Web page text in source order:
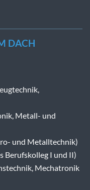
DACH
Metall- und
und Metalltechnik)
Berufskolleg I und II)
Mechatronik